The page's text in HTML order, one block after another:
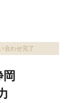
合わせ完了